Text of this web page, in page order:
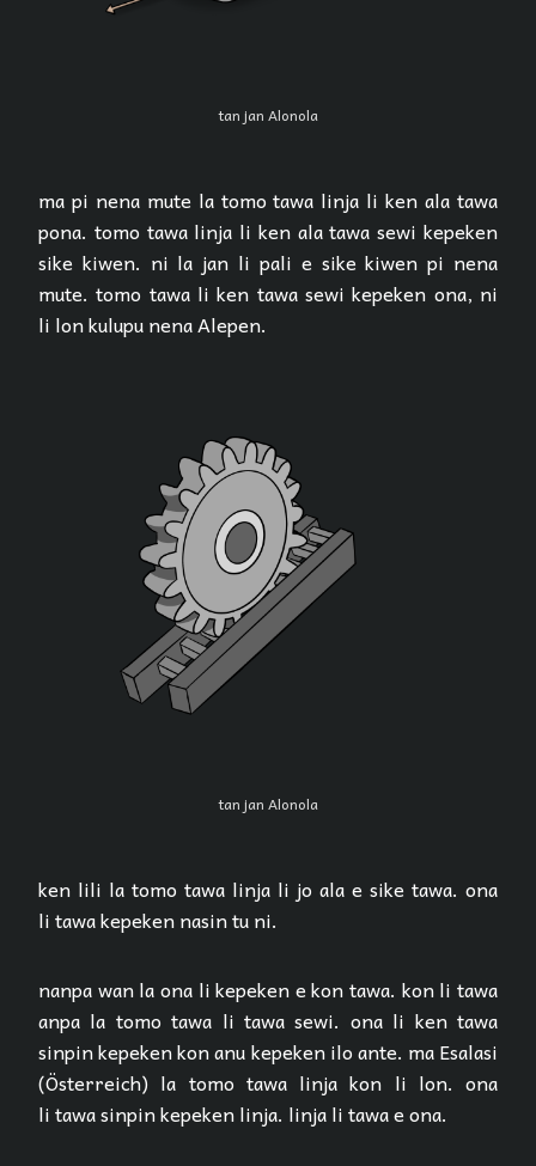
tan jan Alonola
ma pi nena mute la tomo tawa linja li ken ala tawa
pona. tomo tawa linja li ken ala tawa sewi kepeken
sike kiwen. ni la jan li pali e sike kiwen pi nena
mute. tomo tawa li ken tawa sewi kepeken ona, ni
li lon kulupu nena Alepen.
tan jan Alonola
ken lili la tomo tawa linja li jo ala e sike tawa. ona
li tawa kepeken nasin tu ni.
nanpa wan la ona li kepeken e kon tawa. kon li tawa
anpa la tomo tawa li tawa sewi. ona li ken tawa
sinpin kepeken kon anu kepeken ilo ante. ma Esalasi
(Österreich) la tomo tawa linja kon li lon. ona
li tawa sinpin kepeken linja. linja li tawa e ona.